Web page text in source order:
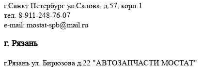
г.Санкт Петербург ул.Салова, д.57, корп.1
тел. 8-911-248-76-07
e-mail: mostat-spb@mail.ru
г. Рязань
г.Рязань ул. Бирюзова д.22 "АВТОЗАПЧАСТИ МОСТАТ"